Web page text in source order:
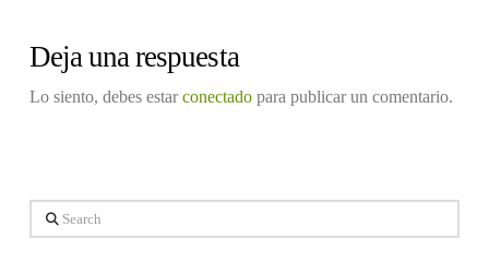
Deja una respuesta
Lo siento, debes estarconectadopara publicar un comentario.
Search